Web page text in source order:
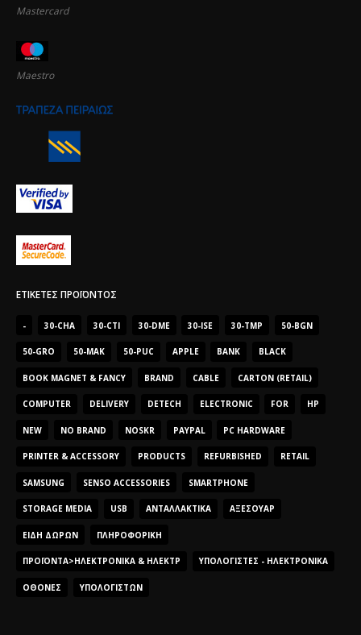
Mastercard
Maestro
ΕΤΙΚΈΤΕΣ ΠΡΟΪΌΝΤΟΣ
- 30-CHA 30-CTI 30-DME 30-ISE 30-TMP 50-BGN
50-GRO 50-MAK 50-PUC APPLE BANK BLACK
BOOK MAGNET & FANCY BRAND CABLE CARTON (RETAIL)
COMPUTER DELIVERY DETECH ELECTRONIC FOR HP
NEW NO BRAND NOSKR PAYPAL PC HARDWARE
PRINTER & ACCESSORY PRODUCTS REFURBISHED RETAIL
SAMSUNG SENSO ACCESSORIES SMARTPHONE
STORAGE MEDIA USB ΑΝΤΑΛΛΑΚΤΙΚΆ ΑΞΕΣΟΥΆΡ
ΕΊΔΗ ΔΏΡΩΝ ΠΛΗΡΟΦΟΡΙΚΉ
ΠΡΟΪΌΝΤΑ>ΗΛΕΚΤΡΟΝΙΚΆ & ΗΛΕΚΤΡ ΥΠΟΛΟΓΙΣΤΈΣ - ΗΛΕΚΤΡΟΝΙΚΆ
ΟΘΌΝΕΣ ΥΠΟΛΟΓΙΣΤΏΝ